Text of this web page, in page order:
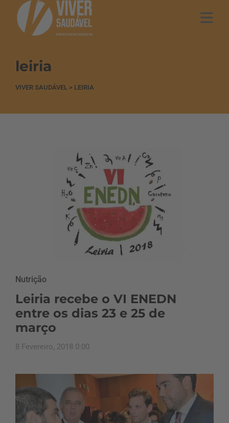
leiria
VIVER SAUDÁVEL > LEIRIA
Nutrição
Leiria recebe o VI ENEDN
entre os dias 23 e 25 de
março
8 Fevereiro, 2018 0:00